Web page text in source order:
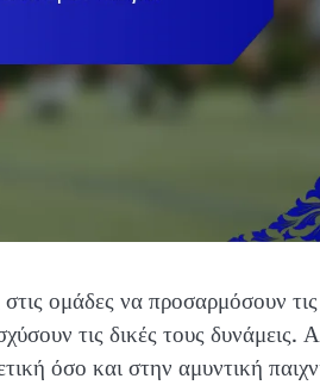
ομάδες να προσαρμόσουν τις
τις δικές τους δυνάμεις.
όσο και στην αμυντική